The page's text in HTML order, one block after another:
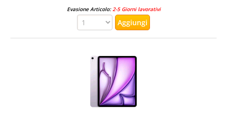
Evasione Articolo:2-5 Giorni lavorativi